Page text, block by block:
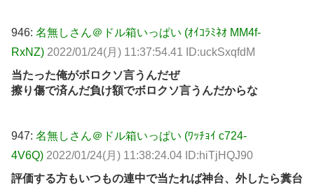
946: 名無しさん＠ドル箱いっぱい (ｵｲｺﾗﾐﾈｵ MM4f-
RxNZ) 2022/01/24(月) 11:37:54.41 ID:uckSxqfdM
当たった俺がボロクソ言うんだぜ
擦り傷で済んだ負け額でボロクソ言うんだからな
947: 名無しさん＠ドル箱いっぱい (ﾜｯﾁｮｲ c724-
4V6Q) 2022/01/24(月) 11:38:24.04 ID:hiTjHQJ90
評価する方もいつもの連中で当たれば神台、外したら糞台